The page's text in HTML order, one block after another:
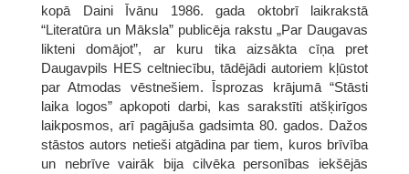
kopā Daini Īvānu 1986. gada oktobrī laikrakstā
“Literatūra un Māksla” publicēja rakstu „Par Daugavas
likteni domājot”, ar kuru tika aizsākta cīņa pret
Daugavpils HES celtniecību, tādējādi autoriem kļūstot
par Atmodas vēstnešiem. Īsprozas krājumā “Stāsti
laika logos” apkopoti darbi, kas sarakstīti atšķirīgos
laikposmos, arī pagājuša gadsimta 80. gados. Dažos
stāstos autors netieši atgādina par tiem, kuros brīvība
un nebrīve vairāk bija cilvēka personības iekšējās